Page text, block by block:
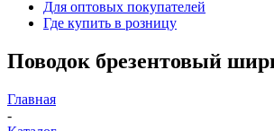
Для оптовых покупателей
Где купить в розницу
Поводок брезентовый
Главная
-